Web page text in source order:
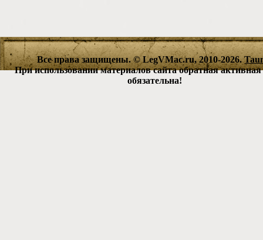
Все права защищены. © LegVMac.ru, 2010-2026.
При использовании материалов сайта обратная
обязательна!